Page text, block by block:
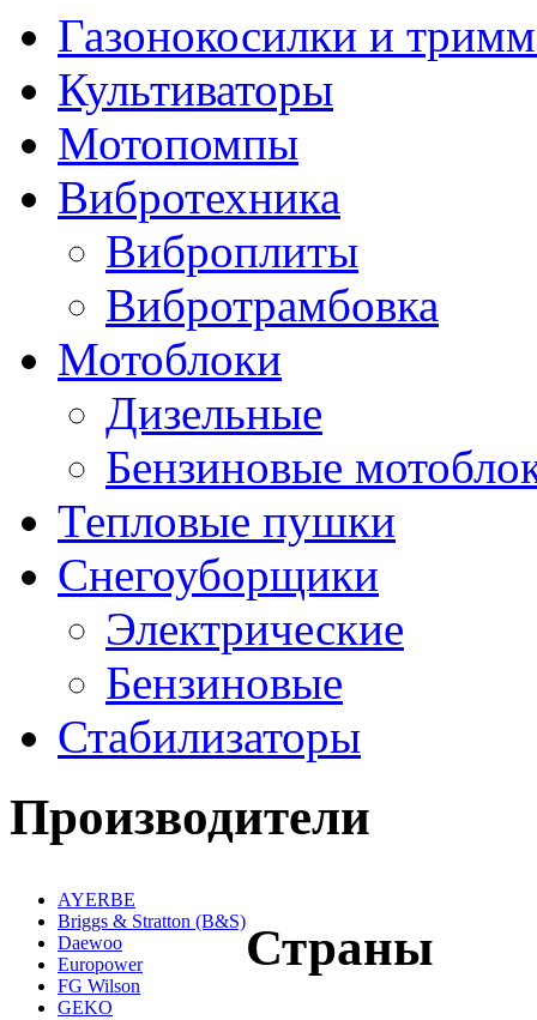
Газонокосилки и
Культиваторы
Мотопомпы
Вибротехника
Виброплиты
Вибротрамбовка
Мотоблоки
Дизельные
Бензиновые
Тепловые пушки
Снегоуборщики
Электрические
Бензиновые
Стабилизаторы
Производители
AYERBE
Briggs & Stratton (B&S)
Daewoo
Europower
FG Wilson
GEKO
Страны